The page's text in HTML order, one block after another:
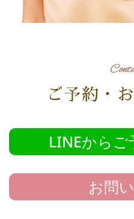
ご予約・
LINEからご
お問